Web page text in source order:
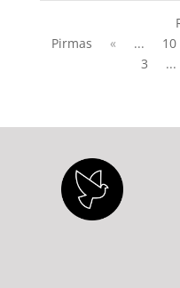
Pirmas
« ... 10
3
...